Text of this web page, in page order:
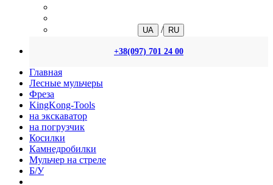
UA / RU
+38(097) 701 24 00
Главная
Лесные мульчеры
Фреза
KingKong-Tools
на экскаватор
на погрузчик
Косилки
Камнедробилки
Мульчер на стреле
Б/У